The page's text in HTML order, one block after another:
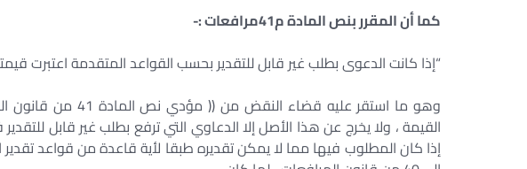
كما أن المقرر بنص المادة م41مرافعات :-
“إذا كانت الدعوى بطلب غير قابل للتقدير بحسب القواعد المتقدمة اعتبرت
وهو ما استقر عليه
القيمة ، ولا يخرج عن هذا الأصل إلا الدعاوي التي ترفع بطلب غير قابل